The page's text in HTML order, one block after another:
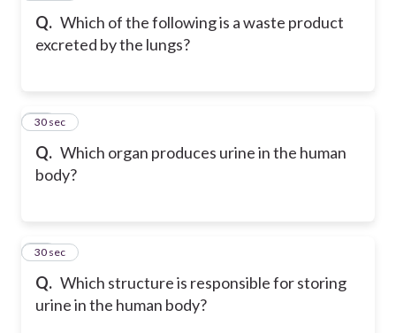
Q. Which of the following is a waste product
excreted by the lungs?
Q. Which organ produces urine in the human
body?
10
30 sec
Q. Which structure is responsible for storing
urine in the human body?
11
30 sec